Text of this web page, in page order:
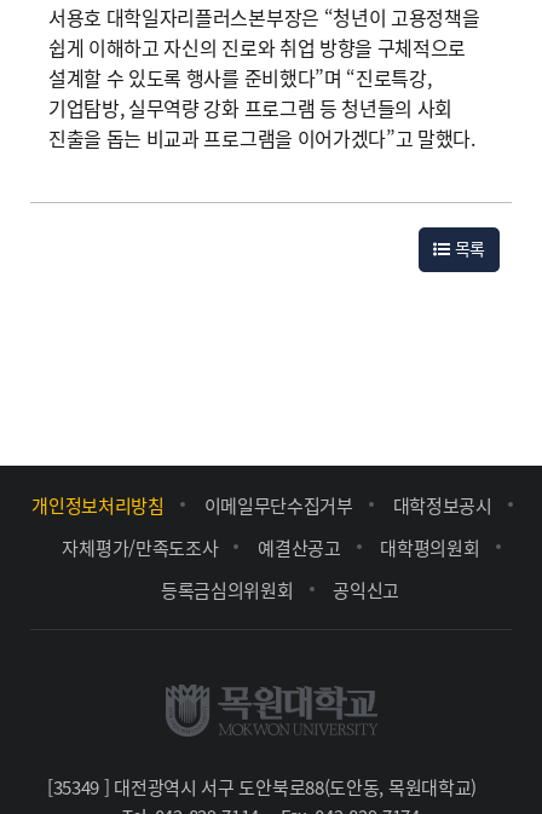
서용호 대학일자리플러스본부장은 “청년이 고용정책을
쉽게 이해하고 자신의 진로와 취업 방향을 구체적으로
설계할 수 있도록 행사를 준비했다”며 “진로특강,
기업탐방, 실무역량 강화 프로그램 등 청년들의 사회
진출을 돕는 비교과 프로그램을 이어가겠다”고 말했다.
목록
개인정보처리방침 이메일무단수집거부
대학정보공시
자체평가/만족도조사
예결산공고
대학평의원회
등록금심의위원회
공익신고
[35349 ] 대전광역시 서구 도안북로88(도안동, 목원대학교)